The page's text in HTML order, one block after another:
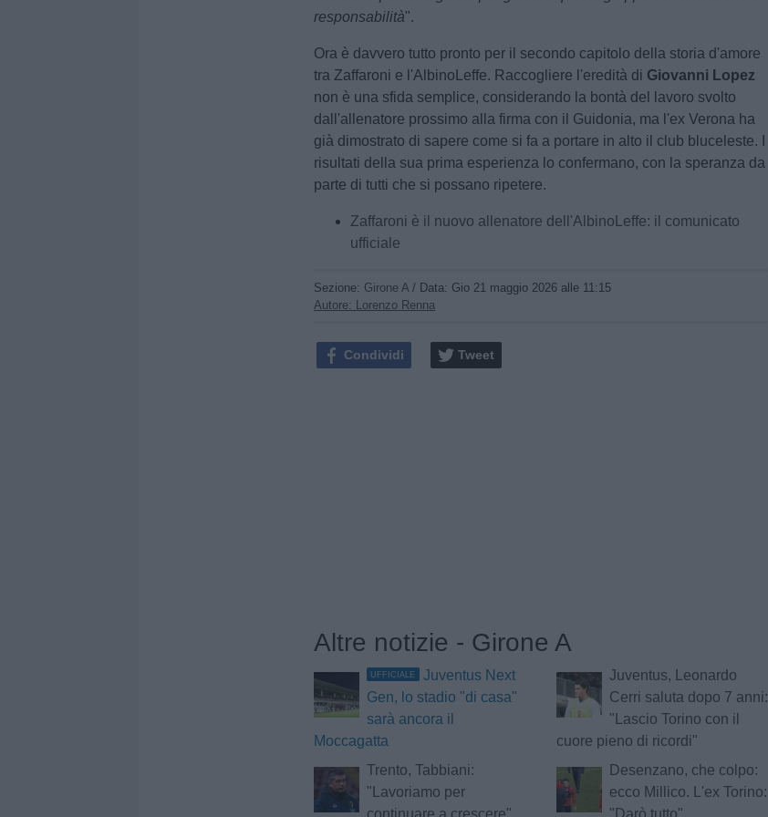
responsabilità".
Ora è davvero tutto pronto per il secondo capitolo della storia d'amore
tra Zaffaroni e l'AlbinoLeffe. Raccogliere l'eredità di Giovanni Lopez
non è una sfida semplice, considerando la bontà del lavoro svolto
dall'allenatore prossimo alla firma con il Guidonia, ma l'ex Verona ha
già dimostrato di sapere come si fa a portare in alto il club bluceleste. I
risultati della sua prima esperienza lo confermano, con la speranza da
parte di tutti che si possano ripetere.
Zaffaroni è il nuovo allenatore dell'AlbinoLeffe: il comunicato
ufficiale
Sezione: Girone A / Data: Gio 21 maggio 2026 alle 11:15
Autore: Lorenzo Renna
Condividi Tweet
Altre notizie - Girone A
UFFICIALE
Juventus Next
Gen, lo stadio "di casa"
sarà ancora il
Moccagatta
Juventus, Leonardo
Cerri saluta dopo 7 anni:
"Lascio Torino con il
cuore pieno di ricordi"
Trento, Tabbiani:
"Lavoriamo per
Desenzano, che colpo:
ecco Millico. L'ex Torino: